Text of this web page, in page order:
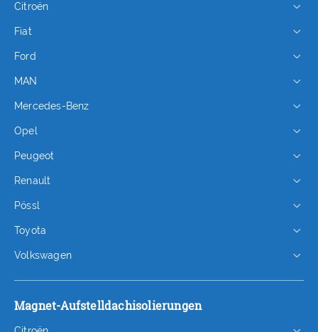
Citroën
Fiat
Ford
MAN
Mercedes-Benz
Opel
Peugeot
Renault
Pössl
Toyota
Volkswagen
Magnet-Aufstelldachisolierungen